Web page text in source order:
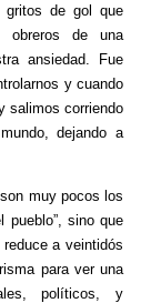
gritos de gol que
de una
ansiedad. Fue
y cuando
salimos corriendo
dejando a
muy pocos los
pueblo”, sino que
a veintidós
para ver una
políticos, y